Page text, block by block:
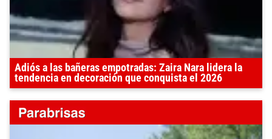
Adiós a las bañeras empotradas: Zaira Nara lidera la
tendencia en decoración que conquista el 2026